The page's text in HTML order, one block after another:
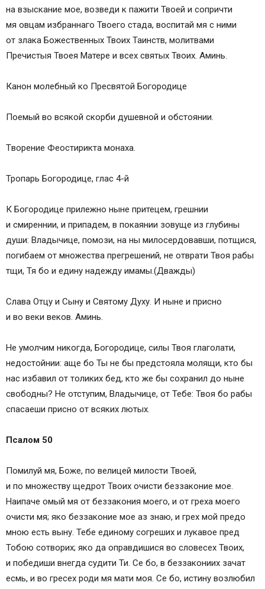
на взыскание мое, возведи к пажити Твоей и сопричти
мя овцам избраннаго Твоего стада, воспитай мя с ними
от злака Божественных Твоих Таинств, молитвами
Пречистыя Твоея Матере и всех святых Твоих. Аминь.
Канон молебный ко Пресвятой Богородице
Поемый во всякой скорби душевной и обстоянии.
Tворение Феостирикта монаха.
Тропaрь Богородице, глас 4-й
К Богородице прилежно ныне притецем, грешнии
и смиреннии, и припадем, в покаянии зовуще из глубины
души: Владычице, помози, на ны милосердовавши, потщися,
погибaем от множества прегрешений, не отврати Твоя рабы
тщи, Тя бо и едину надежду имамы.(Дважды)
Слава Отцу и Сыну и Святому Духу. И ныне и присно
и во веки веков. Аминь.
Не умолчим никогда, Богородице, силы Твоя глаголати,
недостойнии: aще бо Ты не бы предстояла молящи, кто бы
нас избaвил от толиких бед, кто же бы сохранил до ныне
свободны? Не отступим, Владычице, от Тебе: Твоя бо рабы
спасaеши присно от всяких лютых.
Псалом 50
Помилуй мя, Боже, по велицей милости Твоей,
и по множеству щедрот Твоих очисти беззаконие мое.
Наипaче омый мя от беззакония моего, и от греха моего
очисти мя; яко беззаконие мое аз знaю, и грех мой предо
мною есть выну. Тебе единому согреших и лукaвое пред
Тобою сотворих; яко да оправдишися во словесех Твоих,
и победиши внегдa судити Ти. Се бо, в беззакониих зачaт
есмь, и во гресех роди мя мaти моя. Се бо, истину возлюбил